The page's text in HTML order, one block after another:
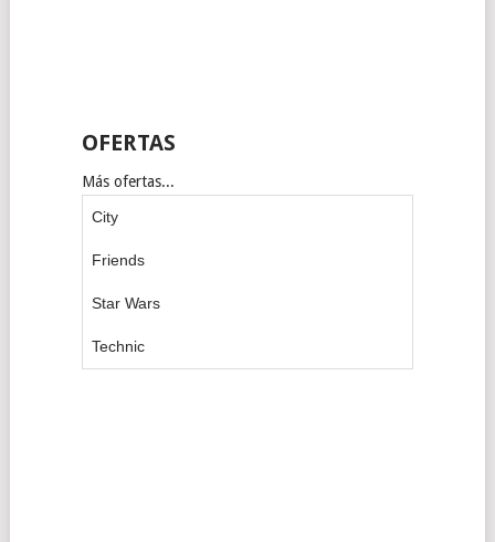
OFERTAS
Más ofertas...
City
Friends
Star Wars
Technic